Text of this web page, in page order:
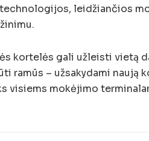
leidžiančios
kortelės gali užleisti vietą
ramūs – užsakydami naują
visiems mokėjimo